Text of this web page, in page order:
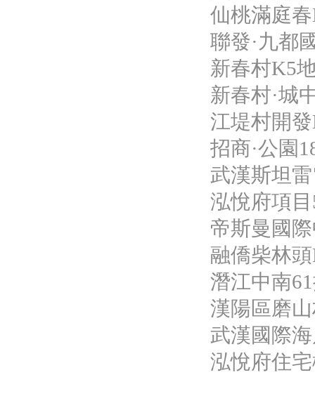
仙桃滿庭
聯發·九都
新春村K5
新春村·城
江堤村開
招商·公園
武漢斯坦
泓悅府項
帝斯曼國
融僑柴林
潛江中南
漢陽區磨
武漢國際
泓悅府住